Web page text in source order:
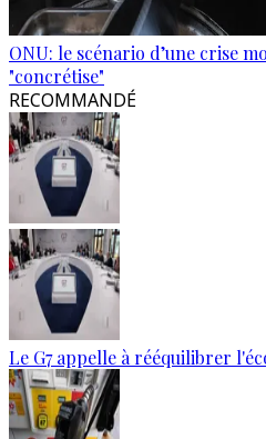
ONU: le scénario d’une crise
"concrétise"
RECOMMANDÉ
Le G7 appelle à rééquilibrer